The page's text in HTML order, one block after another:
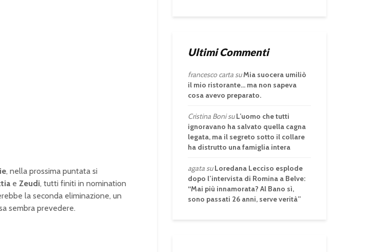
, nella prossima puntata si
e Zeudi, tutti finiti in nomination
la seconda eliminazione, un
sembra prevedere.
Ultimi Commenti
francesco cartasuMia suocera umiliò
il mio ristorante… ma non sapeva
cosa avevo preparato.
Cristina BonisuL’uomo che tutti
ignoravano ha salvato quella cagna
legata, ma il segreto sotto il collare
ha distrutto una famiglia intera
agatasuLoredana Lecciso esplode
dopo l’intervista di Romina a Belve:
“Mai più innamorata? Al Bano sì,
sono passati 26 anni, serve verità”